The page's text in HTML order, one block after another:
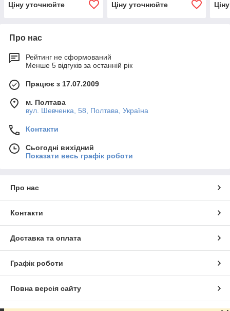
Ціну уточнюйте
Ціну уточнюйте
Про нас
Рейтинг не сформований
Менше 5 відгуків за останній рік
Працює з 17.07.2009
м. Полтава
вул. Шевченка, 58, Полтава, Україна
Контакти
Сьогодні вихідний
Показати весь графік роботи
Про нас
Контакти
Доставка та оплата
Графік роботи
Повна версія сайту